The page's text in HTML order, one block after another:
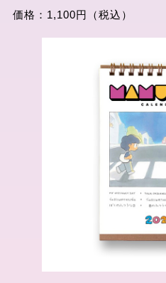
価格：1,100円（税込）